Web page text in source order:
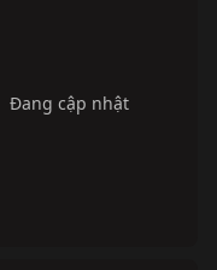
Đang cập nhật